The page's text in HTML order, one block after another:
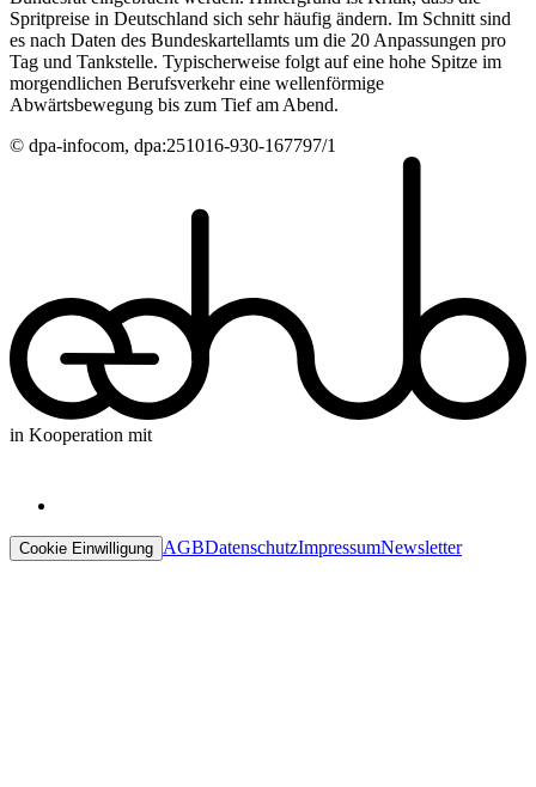
Spritpreise in Deutschland sich sehr häufig ändern. Im Schnitt sind
es nach Daten des Bundeskartellamts um die 20 Anpassungen pro
Tag und Tankstelle. Typischerweise folgt auf eine hohe Spitze im
morgendlichen Berufsverkehr eine wellenförmige
Abwärtsbewegung bis zum Tief am Abend.
© dpa-infocom, dpa:251016-930-167797/1
in Kooperation mit
Cookie Einwilligung AGBDatenschutzImpressumNewsletter